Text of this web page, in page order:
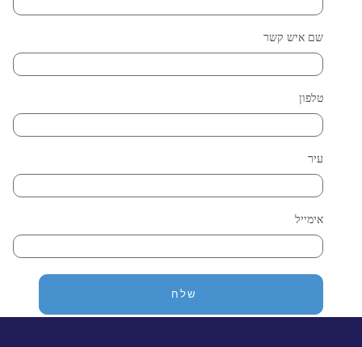
שם איש קשר
טלפון
עיר
אימייל